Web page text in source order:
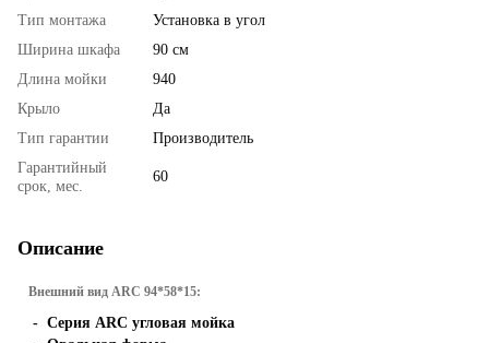
Тип монтажа
Установка в угол
Ширина шкафа
90 см
Длина мойки
940
Крыло
Да
Тип гарантии
Производитель
Гарантийный
срок, мес.
60
Описание
Внешний вид ARC 94*58*15:
- Серия ARC угловая мойка